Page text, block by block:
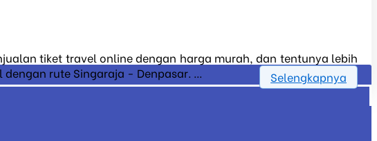
tiket travel online dengan harga murah, dan tentunya lebih
rute Singaraja - Denpasar. ...
Selengkapnya